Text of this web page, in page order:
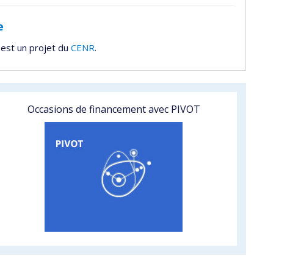
un projet du CENR.
Occasions de financement avec PIVOT